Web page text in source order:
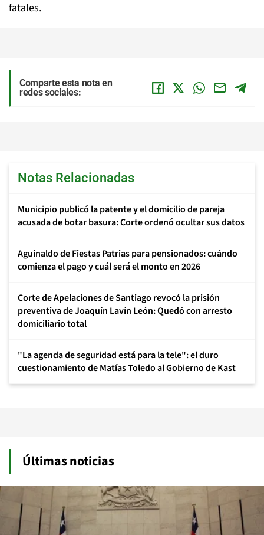
fatales.
Comparte esta nota en
redes sociales:
Notas Relacionadas
Municipio publicó la patente y el domicilio de pareja
acusada de botar basura: Corte ordenó ocultar sus datos
Aguinaldo de Fiestas Patrias para pensionados: cuándo
comienza el pago y cuál será el monto en 2026
Corte de Apelaciones de Santiago revocó la prisión
preventiva de Joaquín Lavín León: Quedó con arresto
domiciliario total
"La agenda de seguridad está para la tele": el duro
cuestionamiento de Matías Toledo al Gobierno de Kast
Últimas noticias